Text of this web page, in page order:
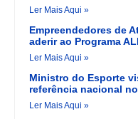
Ler Mais Aqui »
Empreendedores de
aderir ao Programa
Ler Mais Aqui »
Ministro do Esporte
referência nacional
Ler Mais Aqui »